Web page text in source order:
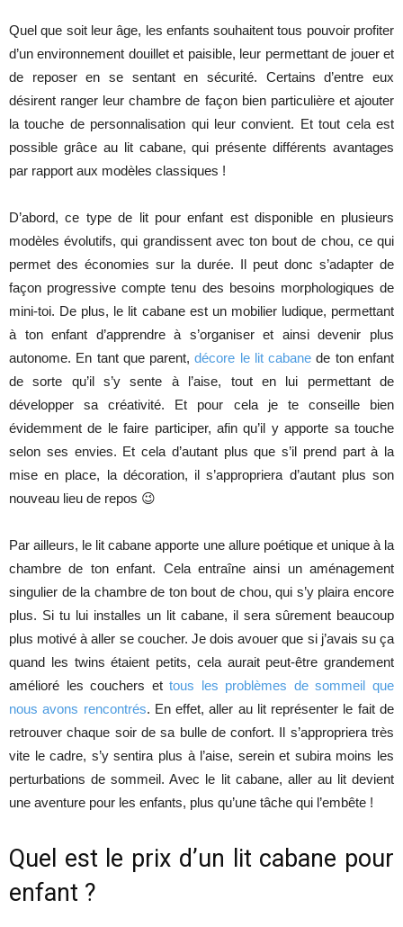
Quel que soit leur âge, les enfants souhaitent tous pouvoir profiter
d’un environnement douillet et paisible, leur permettant de jouer et
de reposer en se sentant en sécurité. Certains d’entre eux
désirent ranger leur chambre de façon bien particulière et ajouter
la touche de personnalisation qui leur convient. Et tout cela est
possible grâce au lit cabane, qui présente différents avantages
par rapport aux modèles classiques !
D’abord, ce type de lit pour enfant est disponible en plusieurs
modèles évolutifs, qui grandissent avec ton bout de chou, ce qui
permet des économies sur la durée. Il peut donc s’adapter de
façon progressive compte tenu des besoins morphologiques de
mini-toi. De plus, le lit cabane est un mobilier ludique, permettant
à ton enfant d’apprendre à s’organiser et ainsi devenir plus
autonome. En tant que parent,décore le lit cabane de ton enfant
de sorte qu’il s’y sente à l’aise, tout en lui permettant de
développer sa créativité. Et pour cela je te conseille bien
évidemment de le faire participer, afin qu’il y apporte sa touche
selon ses envies. Et cela d’autant plus que s’il prend part à la
mise en place, la décoration, il s’appropriera d’autant plus son
nouveau lieu de repos 😉
Par ailleurs, le lit cabane apporte une allure poétique et unique à la
chambre de ton enfant. Cela entraîne ainsi un aménagement
singulier de la chambre de ton bout de chou, qui s’y plaira encore
plus. Si tu lui installes un lit cabane, il sera sûrement beaucoup
plus motivé à aller se coucher. Je dois avouer que si j’avais su ça
quand les twins étaient petits, cela aurait peut-être grandement
amélioré les couchers ettous les problèmes de sommeil que
nous avons rencontrés. En effet, aller au lit représenter le fait de
retrouver chaque soir de sa bulle de confort. Il s’appropriera très
vite le cadre, s’y sentira plus à l’aise, serein et subira moins les
perturbations de sommeil. Avec le lit cabane, aller au lit devient
une aventure pour les enfants, plus qu’une tâche qui l’embête !
Quel est le prix d’un lit cabane pour
enfant ?